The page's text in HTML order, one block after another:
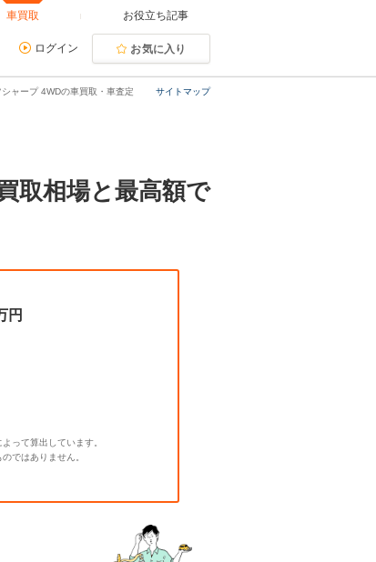
車買取 お役立ち記事
ログイン お気に入り
サイトマップ
ャープ 4WDの車買取・車査定
取相場と最高額で
円
って算出しています。
ではありません。